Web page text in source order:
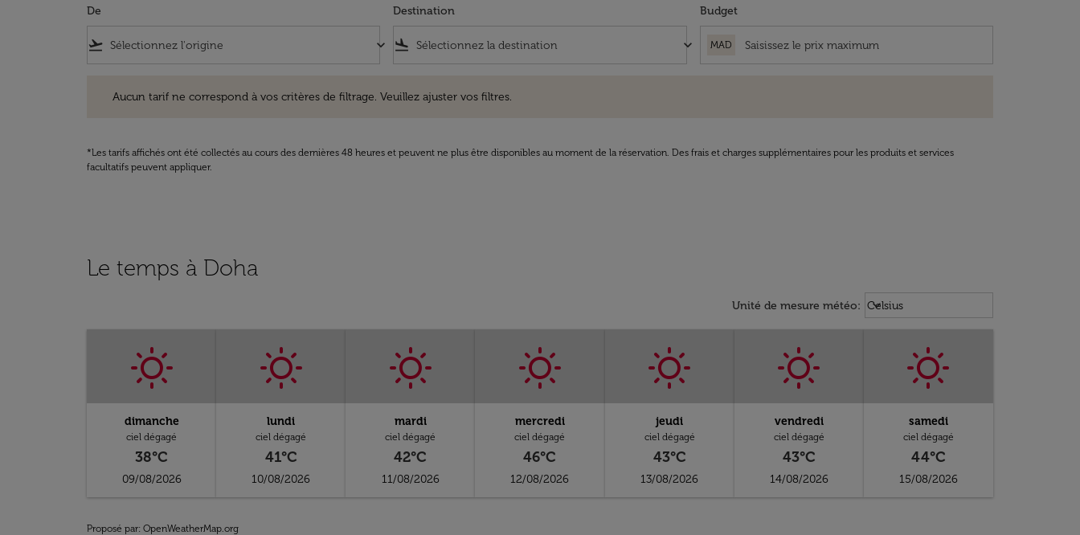
De
flight_takeoff keyboard_arrow_down
Destination
flight_land keyboard_arrow_down
Budget
MAD
Aucun tarif ne correspond à vos critères de filtrage. Veuillez ajuster vos filtres.
*Les tarifs affichés ont été collectés au cours des dernières 48 heures et peuvent ne plus être disponibles au moment de la réservation. Des frais et charges supplémentaires pour les produits et services
facultatifs peuvent appliquer.
Le temps à Doha
Unité de mesure météo: Weather unit option Celsius
Celsius
keyboard_arrow_down
dimanche
ciel dégagé
38°C
09/08/2026
lundi
ciel dégagé
41°C
10/08/2026
mardi
ciel dégagé
42°C
11/08/2026
mercredi
ciel dégagé
46°C
12/08/2026
jeudi
ciel dégagé
43°C
13/08/2026
vendredi
ciel dégagé
43°C
14/08/2026
samedi
ciel dégagé
44°C
15/08/2026
Proposé par: OpenWeatherMap.org